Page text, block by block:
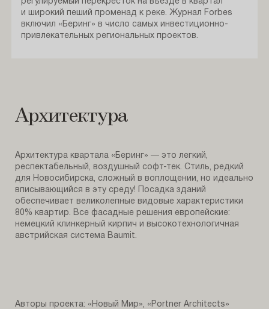
и широкий пеший променад к реке. Журнал Forbes
включил «Беринг» в число самых инвестиционно-
привлекательных региональных проектов.
Архитектура
Архитектура квартала «Беринг» — это легкий,
респектабельный, воздушный софт-тек. Стиль, редкий
для Новосибирска, сложный в воплощении, но идеально
вписывающийся в эту среду! Посадка зданий
обеспечивает великолепные видовые характеристики
80% квартир. Все фасадные решения европейские:
немецкий клинкерный кирпич и высокотехнологичная
австрийская система Baumit.
Авторы проекта: «Новый Мир», «Portner Architects»